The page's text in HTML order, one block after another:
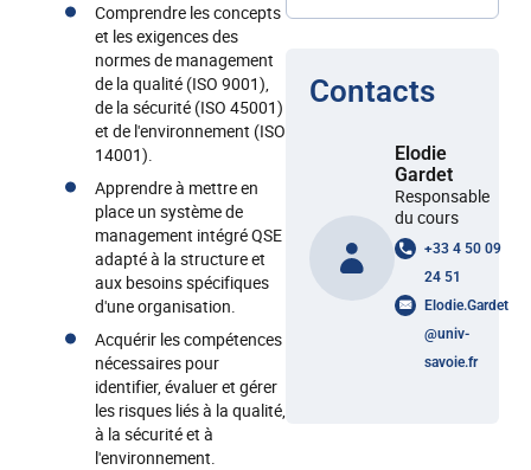
Comprendre les concepts
et les exigences des
normes de management
de la qualité (ISO 9001),
de la sécurité (ISO 45001)
et de l'environnement (ISO
14001).
Apprendre à mettre en
place un système de
management intégré QSE
adapté à la structure et
aux besoins spécifiques
d'une organisation.
Acquérir les compétences
nécessaires pour
identifier, évaluer et gérer
les risques liés à la qualité,
à la sécurité et à
l'environnement.
Contacts
Elodie
Gardet
Responsable
du cours
+33 4 50 09
24 51
Elodie.Gardet
@univ-
savoie.fr